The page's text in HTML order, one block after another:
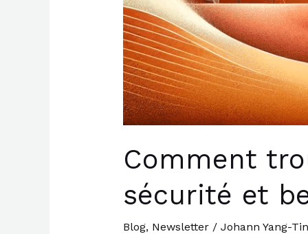
Comment
sécurité et
Blog, Newsletter/ Johann Yang-